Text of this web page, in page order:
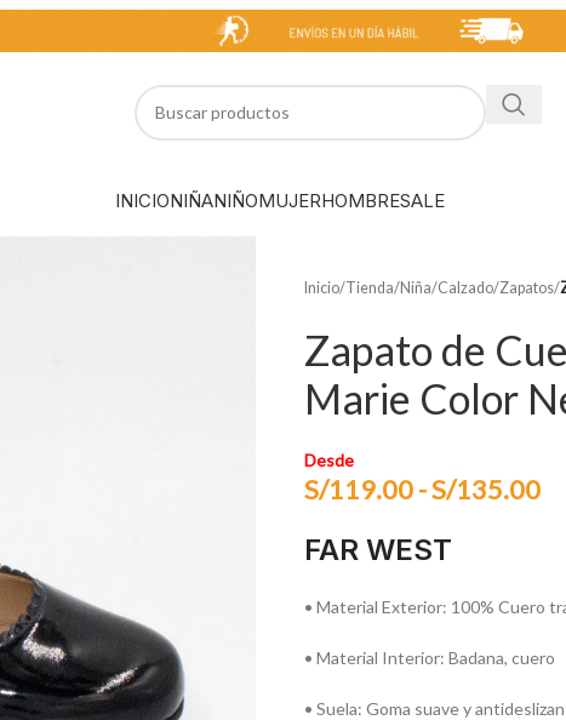
INICIONIÑANIÑOMUJERHOMBRESALE
Inicio/Tienda/Niña/Calzado/Zapatos/
Zapato de
Marie Color
Desde
S/119.00-S/135.00
FAR WEST
• Material Exterior: 100% Cuero
• Material Interior: Badana, cuero
• Suela: Goma suave y